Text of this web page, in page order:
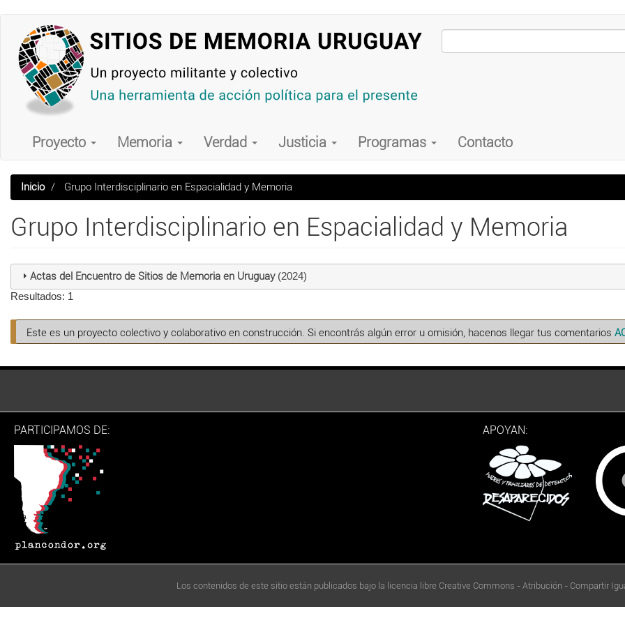
contenido
principal
Main
navigation
Proyecto Memoria Verdad Justicia Programas Contacto
Inicio Grupo Interdisciplinario en Espacialidad y Memoria
Grupo Interdisciplinario en Espacialidad y Memoria
Actas del Encuentro de Sitios de Memoria en Uruguay(2024)
Resultados: 1
Este es un proyecto colectivo y colaborativo en construcción. Si encontrás algún error u omisión, hacenos llegar tus comentarios
PARTICIPAMOS DE: APOYAN:
Los contenidos de este sitio están publicados bajo la licencia libre Creative Commons - Atribución - Compartir